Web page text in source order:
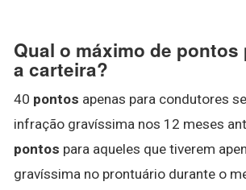
Qual o máximo de pontos
a carteira?
40 pontos apenas para condutores
infração gravíssima nos 12 meses
pontos para aqueles que tiverem
gravíssima no prontuário durante o